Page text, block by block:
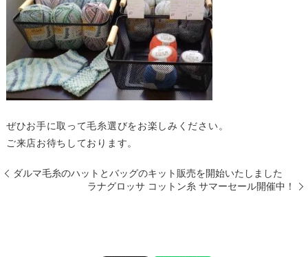
ぜひお手に取って毛糸選びをお楽しみください。
ご来店お待ちしております。
ダルマ毛糸のハットとバッグのキット販売を開始いたしました
ラナグロッサ コットン糸 サマーセール開催中！